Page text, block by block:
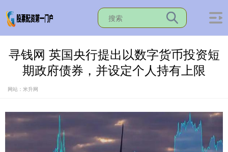
寻钱网 英国央行提出以数字货币投资短
期政府债券，并设定个人持有上限
网站：米升网